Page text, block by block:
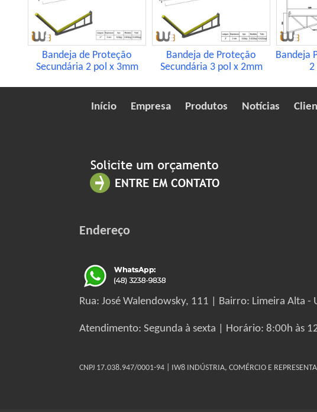
Bandeja de Proteção
Secundária 2 pol x 3mm
Bandeja de Proteção
Secundária 3 pol x 2mm
Bandeja
2
Início Empresa Produtos Notícias
Endereço
Rua: José Walendowsky, 111 | Bairro: Limeira Alta
Atendimento: Segunda à sexta | Horário: 8:00h às
CNPJ 17.038.947/0001-94 | IW8 INDÚSTRIA, COMÉRCIO E